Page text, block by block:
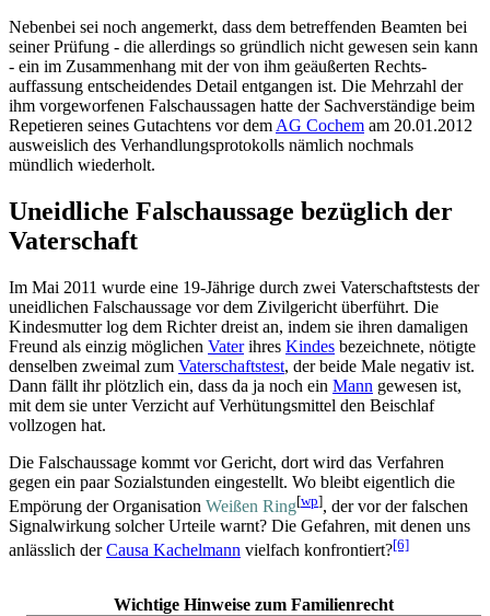
Nebenbei sei noch angemerkt, dass dem betreffenden Beamten bei
seiner Prüfung - die allerdings so gründlich nicht gewesen sein kann
- ein im Zusammenhang mit der von ihm geäußerten Rechts­
auffassung entscheidendes Detail entgangen ist. Die Mehrzahl der
ihm vorgeworfenen Falsch­aussagen hatte der Sach­verständige beim
Repetieren seines Gutachtens vor dem AG Cochem am 20.01.2012
ausweislich des Verhandlungs­protokolls nämlich nochmals
mündlich wiederholt.
Uneidliche Falschaussage bezüglich der
Vaterschaft
Im Mai 2011 wurde eine 19-Jährige durch zwei Vaterschaftstests der
uneidlichen Falsch­aussage vor dem Zivilgericht überführt. Die
Kindes­mutter log dem Richter dreist an, indem sie ihren damaligen
Freund als einzig möglichen Vaterihres Kindes bezeichnete, nötigte
denselben zweimal zum Vaterschaftstest, der beide Male negativ ist.
Dann fällt ihr plötzlich ein, dass da ja noch ein Mann gewesen ist,
mit dem sie unter Verzicht auf Verhütungsmittel den Beischlaf
vollzogen hat.
Die Falschaussage kommt vor Gericht, dort wird das Verfahren
gegen ein paar Sozial­stunden eingestellt. Wo bleibt eigentlich die
Empörung der Organisation Weißen Ring[wp], der vor der falschen
Signalwirkung solcher Urteile warnt? Die Gefahren, mit denen uns
anlässlich derCausa Kachelmann vielfach konfrontiert?[6]
Wichtige Hinweise zum Familienrecht